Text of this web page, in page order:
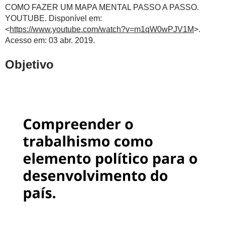
COMO FAZER UM MAPA MENTAL PASSO A PASSO.
YOUTUBE. Disponível em:
<https://www.youtube.com/watch?v=m1qW0wPJV1M>.
Acesso em: 03 abr. 2019.
Objetivo